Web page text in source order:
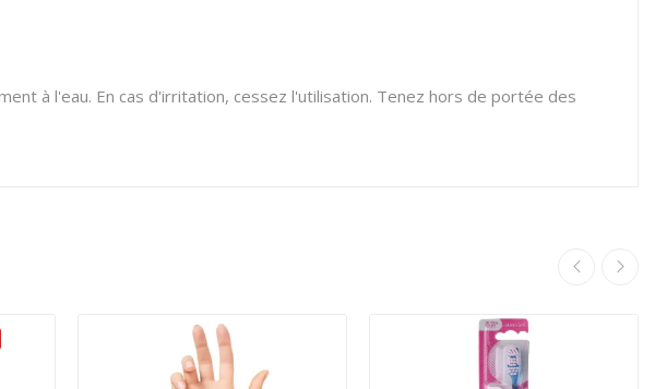
à l'eau. En cas d'irritation, cessez l'utilisation. Tenez hors de portée des